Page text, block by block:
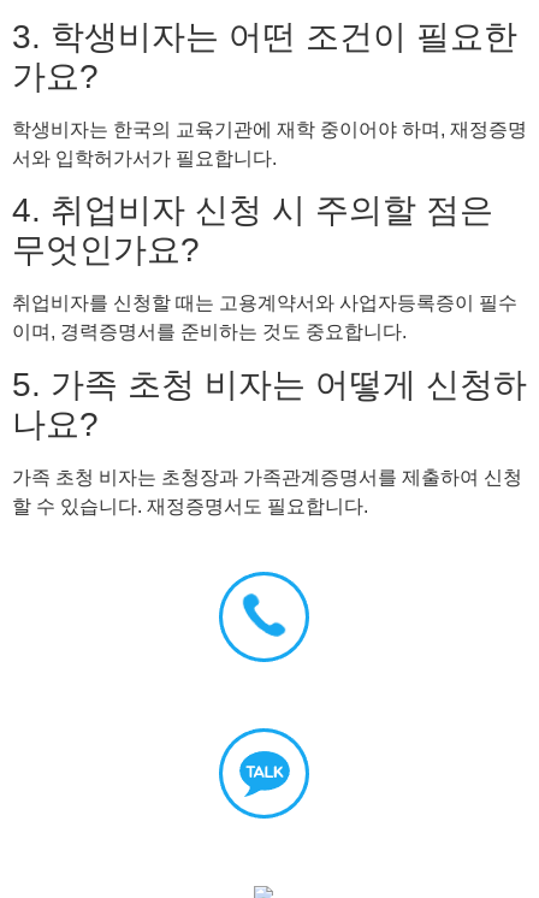
3. 학생비자는 어떤 조건이 필요한
가요?
학생비자는 한국의 교육기관에 재학 중이어야 하며, 재정증명
서와 입학허가서가 필요합니다.
4. 취업비자 신청 시 주의할 점은
무엇인가요?
취업비자를 신청할 때는 고용계약서와 사업자등록증이 필수
이며, 경력증명서를 준비하는 것도 중요합니다.
5. 가족 초청 비자는 어떻게 신청하
나요?
가족 초청 비자는 초청장과 가족관계증명서를 제출하여 신청
할 수 있습니다. 재정증명서도 필요합니다.